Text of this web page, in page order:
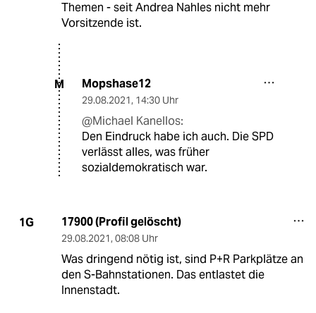
Themen - seit Andrea Nahles nicht mehr
Vorsitzende ist.
M Mopshase12
29.08.2021, 14:30 Uhr
@Michael Kanellos:
Den Eindruck habe ich auch. Die SPD
verlässt alles, was früher
sozialdemokratisch war.
1G 17900 (Profil gelöscht)
29.08.2021, 08:08 Uhr
Was dringend nötig ist, sind P+R Parkplätze an
den S-Bahnstationen. Das entlastet die
Innenstadt.